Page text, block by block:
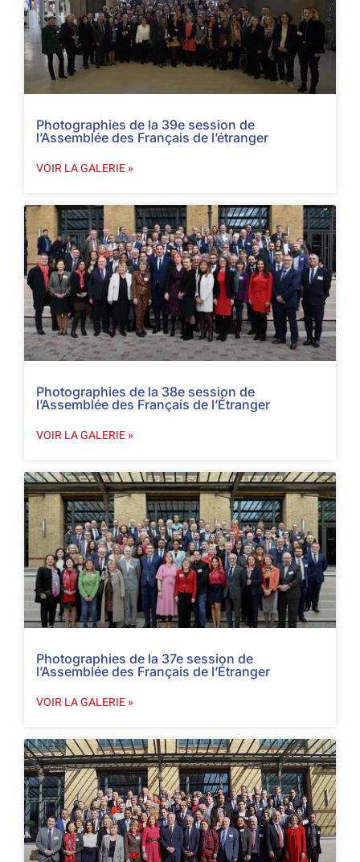
Photographies de la 39e session de
l’Assemblée des Français de l’étranger
VOIR LA GALERIE »
Photographies de la 38e session de
l’Assemblée des Français de l’Étranger
VOIR LA GALERIE »
Photographies de la 37e session de
l’Assemblée des Français de l’Étranger
VOIR LA GALERIE »